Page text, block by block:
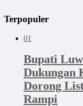
Terpopuler
01
Bupati
Dukungan
Dorong
Rampi